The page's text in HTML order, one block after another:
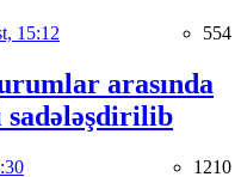
15:12 554
arasında
sadələşdirilib
1210